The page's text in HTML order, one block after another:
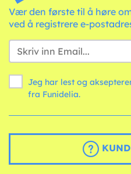
Vær den første til å høre
ved å registrere e-
Jeg har lest og
fra Funidelia.